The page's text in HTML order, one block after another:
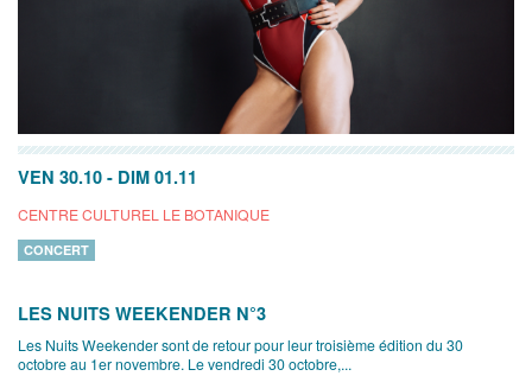
VEN 30.10 - DIM 01.11
CENTRE CULTUREL LE BOTANIQUE
CONCERT
LES NUITS WEEKENDER N°3
Les Nuits Weekender sont de retour pour leur troisième édition du 30
octobre au 1er novembre. Le vendredi 30 octobre,...